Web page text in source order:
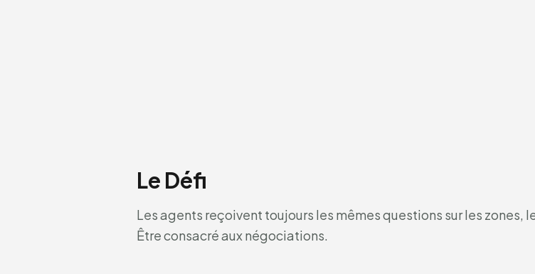
Le Défi
Les agents reçoivent toujours les mêmes questions sur les
Être consacré aux négociations.